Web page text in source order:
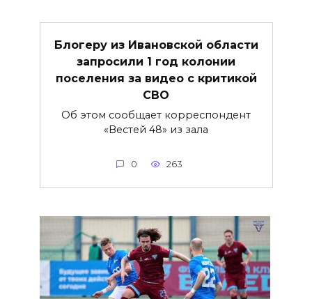
Блогеру из Ивановской области
запросили 1 год колонии
поселения за видео с критикой
СВО
Об этом сообщает корреспондент
«Вестей 48» из зала
0 263